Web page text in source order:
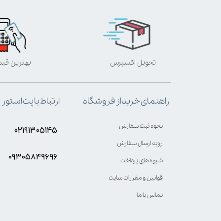
تحویل اکسپرس بهترین
راهنمای خرید از فروشگاه
نحوه ثبت سفارش
رویه ارسال سفارش
شیوه‌های پرداخت
قوانین و مقررات سایت
تماس با ما
ارتباط با پت استور
۰۲۱۹۱۳۰۵۱۴۵
۰۹۳۰۵8۴9696